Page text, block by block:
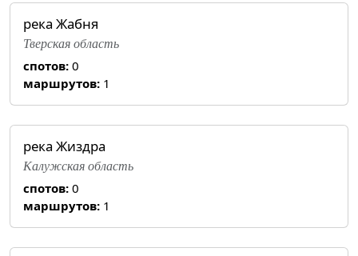
река Жабня
Тверская область
спотов: 0
маршрутов: 1
река Жиздра
Калужская область
спотов: 0
маршрутов: 1